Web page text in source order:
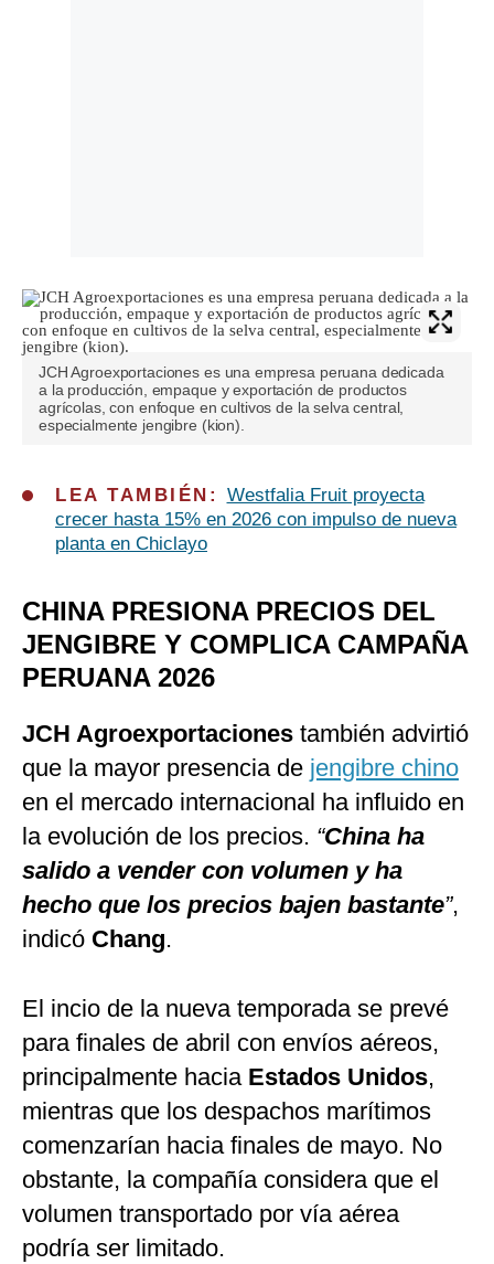
JCH Agroexportaciones es una empresa peruana dedicada
a la producción, empaque y exportación de productos
agrícolas, con enfoque en cultivos de la selva central,
especialmente jengibre (kion).
LEA TAMBIÉN: Westfalia Fruit proyecta
crecer hasta 15% en 2026 con impulso de nueva
planta en Chiclayo
CHINA PRESIONA PRECIOS DEL
JENGIBRE Y COMPLICA CAMPAÑA
PERUANA 2026
JCH Agroexportaciones también advirtió
que la mayor presencia de jengibre chino
en el mercado internacional ha influido en
la evolución de los precios. “China ha
salido a vender con volumen y ha
hecho que los precios bajen bastante”,
indicó Chang.
El incio de la nueva temporada se prevé
para finales de abril con envíos aéreos,
principalmente hacia Estados Unidos,
mientras que los despachos marítimos
comenzarían hacia finales de mayo. No
obstante, la compañía considera que el
volumen transportado por vía aérea
podría ser limitado.